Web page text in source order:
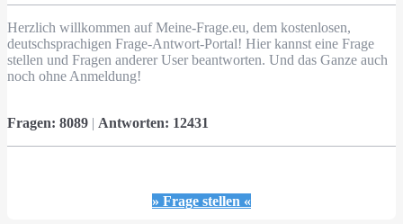
Herzlich willkommen auf Meine-Frage.eu, dem kostenlosen,
deutschsprachigen Frage-Antwort-Portal! Hier kannst eine Frage
stellen und Fragen anderer User beantworten. Und das Ganze auch
noch ohne Anmeldung!
Fragen: 8089 | Antworten: 12431
» Frage stellen «